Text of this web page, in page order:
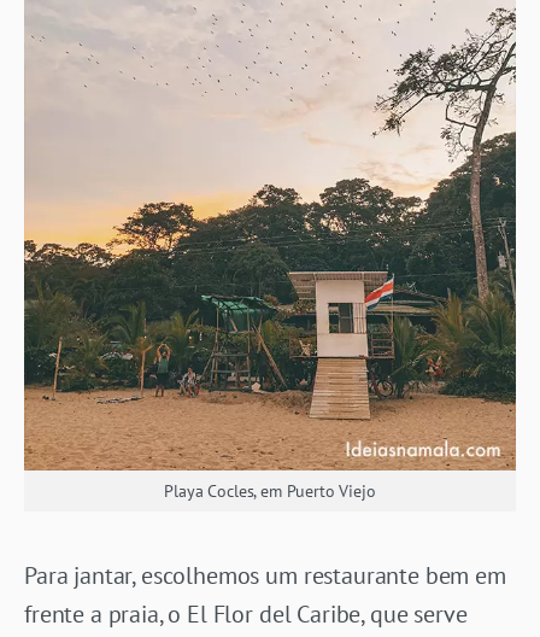
Playa Cocles, em Puerto Viejo
Para jantar, escolhemos um restaurante bem em
frente a praia, o El Flor del Caribe, que serve